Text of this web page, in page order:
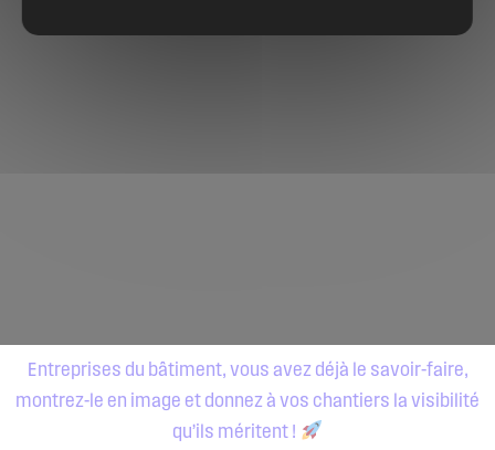
Entreprises du bâtiment, vous avez déjà le savoir-faire,
montrez-le en image et donnez à vos chantiers la visibilité
qu’ils méritent !